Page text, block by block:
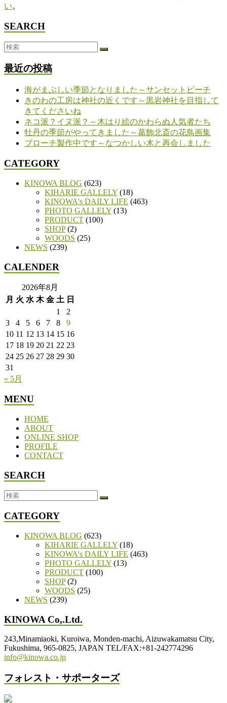
い。
SEARCH
最近の投稿
海がまぶしい季節となりました～サンセットビーチ
きのわの工房は神社の近くです～黒岩神社を目指して
きてくださいね
ネコ派？イヌ派？～木はり絵のかわらぬ人気者たち
牡丹の季節がやってきました～葛飾北斎の花鳥画集
ブローチ製作中です～なつかしい木と再会しました
CATEGORY
KINOWA BLOG (623)
KIHARIE GALLELY (18)
KINOWA's DAILY LIFE (463)
PHOTO GALLELY (13)
PRODUCT (100)
SHOP(2)
WOODS (25)
NEWS (239)
CALENDER
2026年8月
月 火 水 木 金 土 日
1
2
3
4 5 6 7 8
9
10 11 12 13 14 15 16
17 18 19 20 21 22 23
24 25 26 27 28 29 30
31
« 5月
MENU
HOME
ABOUT
ONLINE SHOP
PROFILE
CONTACT
SEARCH
CATEGORY
KINOWA BLOG (623)
KIHARIE GALLELY (18)
KINOWA's DAILY LIFE (463)
PHOTO GALLELY (13)
PRODUCT (100)
SHOP(2)
WOODS (25)
NEWS (239)
KINOWA Co,.Ltd.
243,Minamiaoki, Kuroiwa, Monden-machi, Aizuwakamatsu City,
Fukushima, 965-0825, JAPAN TEL/FAX:+81-242774296
info@kinowa.co.jp
フォレスト・サポーターズ